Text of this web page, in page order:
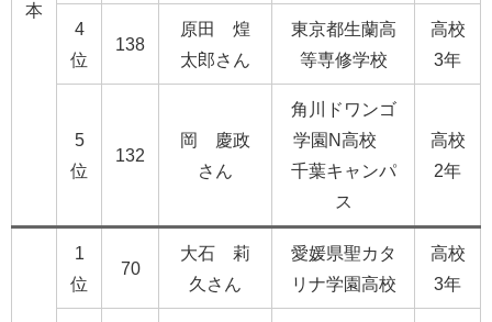
本
4
位
138
原田 煌
太郎さん
東京都生蘭高
等専修学校
高校
3年
5
位
132
岡 慶政
さん
角川ドワンゴ
学園N高校
千葉キャンパ
ス
高校
2年
1
位
70
大石 莉
久さん
愛媛県聖カタ
リナ学園高校
高校
3年